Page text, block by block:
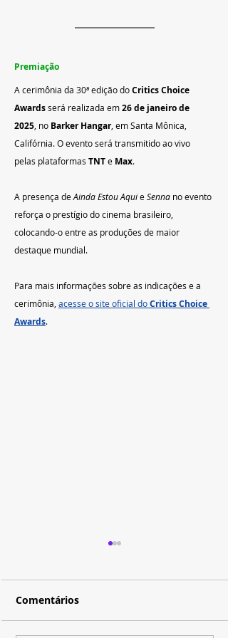
Premiação
A cerimônia da 30ª edição do Critics Choice
Awards será realizada em 26 de janeiro de
2025 , no Barker Hangar, em Santa Mônica,
Califórnia. O evento será transmitido ao vivo
pelas plataformas TNT e Max.
A presença de Ainda Estou Aqui e Senna no evento
reforça o prestígio do cinema brasileiro,
colocando-o entre as produções de maior
destaque mundial.
Para mais informações sobre as indicações e a
cerimônia, acesse o site oficial do Critics Choice
Awards.
Comentários